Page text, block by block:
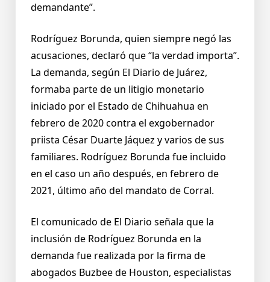
demandante”.
Rodríguez Borunda, quien siempre negó las
acusaciones, declaró que “la verdad importa”.
La demanda, según El Diario de Juárez,
formaba parte de un litigio monetario
iniciado por el Estado de Chihuahua en
febrero de 2020 contra el exgobernador
priista César Duarte Jáquez y varios de sus
familiares. Rodríguez Borunda fue incluido
en el caso un año después, en febrero de
2021, último año del mandato de Corral.
El comunicado de El Diario señala que la
inclusión de Rodríguez Borunda en la
demanda fue realizada por la firma de
abogados Buzbee de Houston, especialistas